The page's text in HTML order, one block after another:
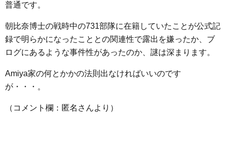
普通です。
朝比奈博士の戦時中の731部隊に在籍していたことが公式記
録で明らかになったこととの関連性で露出を嫌ったか、ブ
ログにあるような事件性があったのか、謎は深まります。
Amiya家の何とかかの法則出なければいいのです
が・・・。
（コメント欄：匿名さんより）